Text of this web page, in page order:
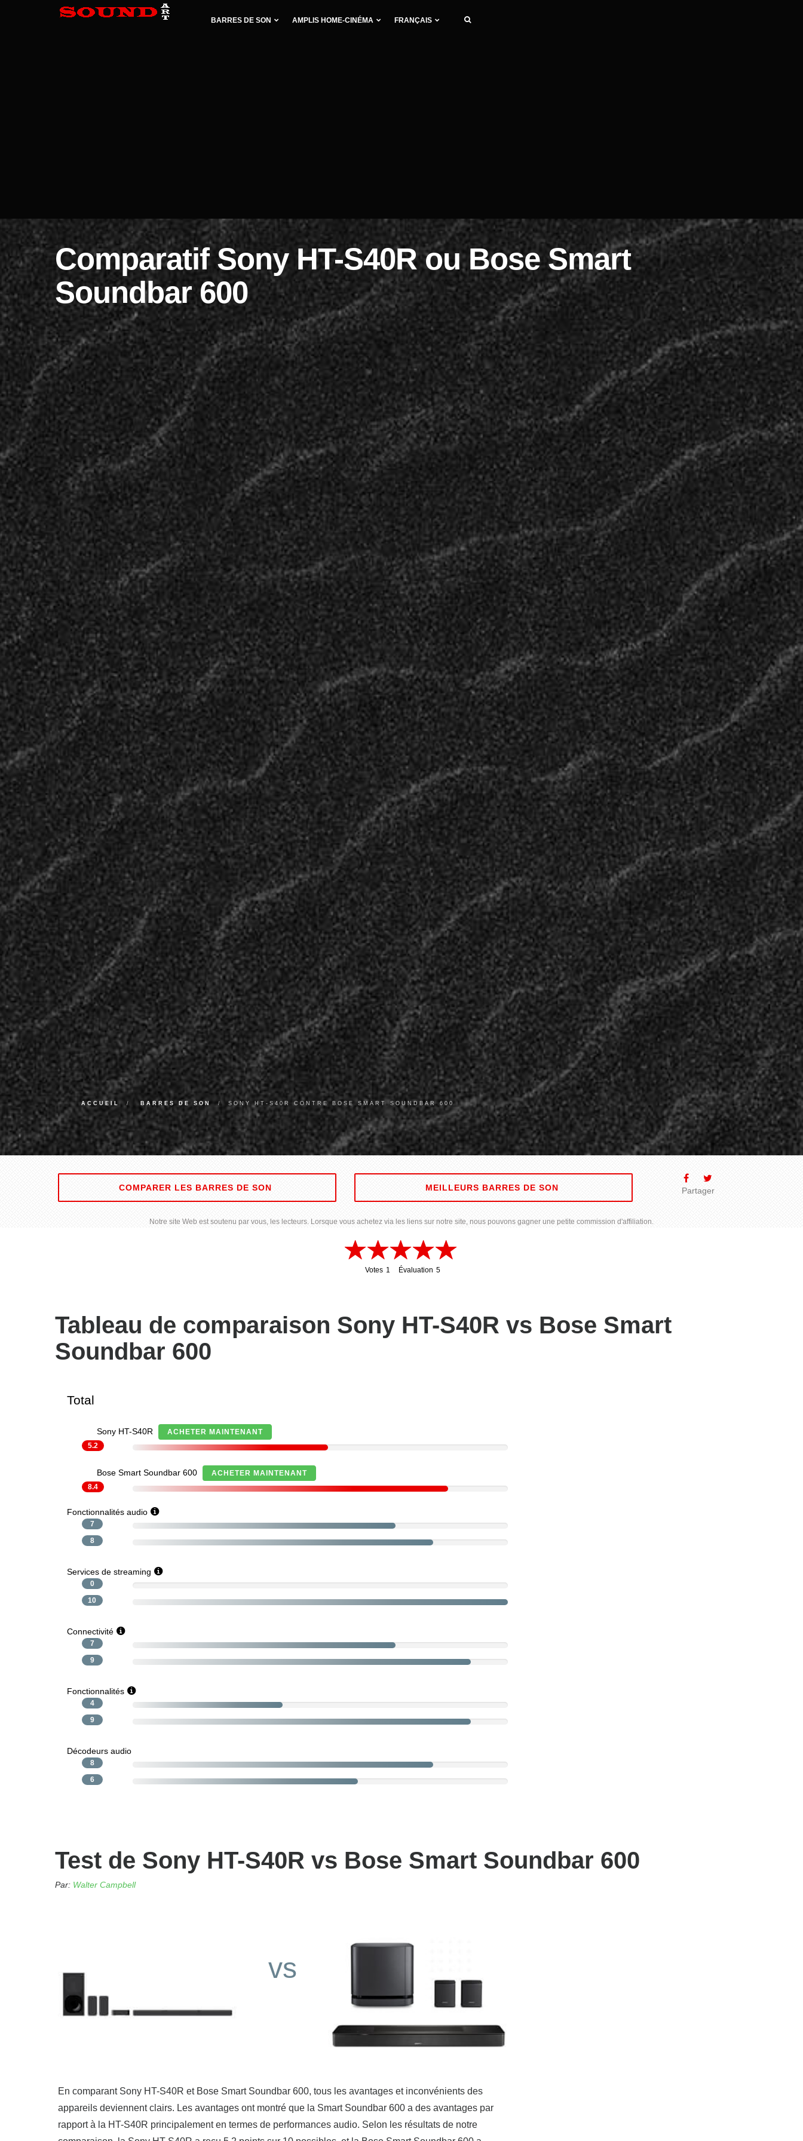
BARRES DE SON AMPLIS HOME-CINÉMA FRANÇAIS
Comparatif Sony HT-S40R ou Bose Smart
Soundbar 600
ACCUEIL BARRES DE SON SONY HT-S40R CONTRE BOSE SMART SOUNDBAR 600
COMPARER LES BARRES DE SON MEILLEURS BARRES DE SON Partager
Notre site Web est soutenu par vous, les lecteurs. Lorsque vous achetez via les liens sur notre site, nous pouvons gagner une petite commission d'affiliation.
Votes 1
Évaluation 5
Tableau de comparaison Sony HT-S40R vs Bose Smart
Soundbar 600
Total
Sony HT-S40R
ACHETER MAINTENANT
5.2
Bose Smart Soundbar 600
ACHETER MAINTENANT
8.4
Fonctionnalités audio
7
8
Services de streaming
0
10
Connectivité
7
9
Fonctionnalités
4
9
Décodeurs audio
8
6
Test de Sony HT-S40R vs Bose Smart Soundbar 600
Par: Walter Campbell
vs
En comparant Sony HT-S40R et Bose Smart Soundbar 600, tous les avantages et inconvénients des
appareils deviennent clairs. Les avantages ont montré que la Smart Soundbar 600 a des avantages par
rapport à la HT-S40R principalement en termes de performances audio. Selon les résultats de notre